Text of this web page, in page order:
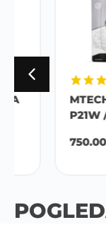
MTECH
P21W / 12V...
750.00RSD